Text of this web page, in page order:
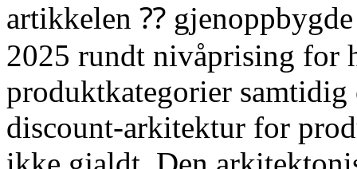
artikkelen ⁇
2025 rundt nivåprising for
produktkategorier
discount-arkitektur for